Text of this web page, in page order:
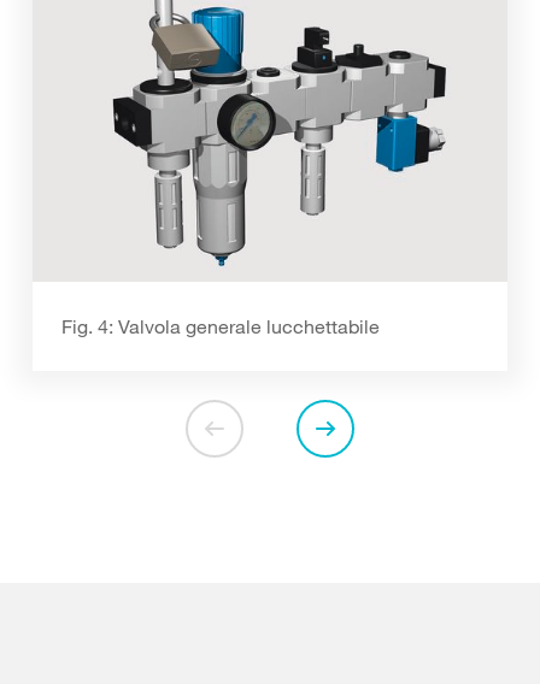
Fig. 4: Valvola generale lucchettabile